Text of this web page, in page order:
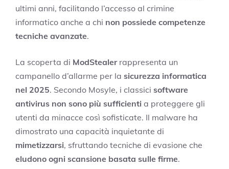
ultimi anni, facilitando l’accesso al crimine
informatico anche a chi non possiede competenze
tecniche avanzate.
La scoperta di ModStealerrappresenta un
campanello d’allarme per la sicurezza informatica
nel 2025. Secondo Mosyle, i classici software
antivirus non sono più sufficienti a proteggere gli
utenti da minacce così sofisticate. Il malware ha
dimostrato una capacità inquietante di
mimetizzarsi, sfruttando tecniche di evasione che
eludono ogni scansione basata sulle firme.